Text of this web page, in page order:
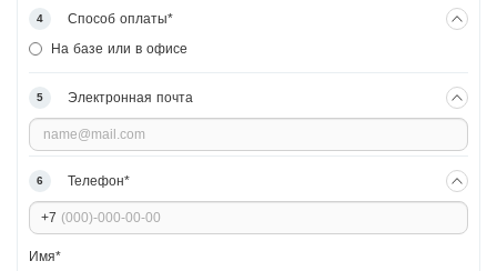
4
Способ оплаты*
На базе или в офисе
5 Электронная почта
6 Телефон*
+7
Имя*